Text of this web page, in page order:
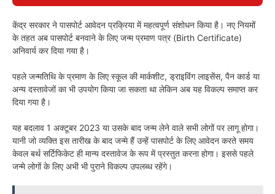
केंद्र सरकार ने पासपोर्ट आवेदन प्रक्रिया में महत्वपूर्ण संशोधन किया है। नए नियमों
के तहत अब पासपोर्ट बनवाने के लिए जन्म प्रमाण पत्र (Birth Certificate)
अनिवार्य कर दिया गया है।
पहले जन्मतिथि के प्रमाण के लिए स्कूल की मार्कशीट, ड्राइविंग लाइसेंस, पैन कार्ड या
अन्य दस्तावेजों का भी उपयोग किया जा सकता था लेकिन अब यह विकल्प समाप्त कर
दिया गया है।
यह बदलाव 1 अक्टूबर 2023 या उसके बाद जन्म लेने वाले सभी लोगों पर लागू होगा।
यानी जो व्यक्ति इस तारीख के बाद जन्मे हैं उन्हें पासपोर्ट के लिए आवेदन करते समय
केवल बर्थ सर्टिफिकेट ही मान्य दस्तावेज के रूप में प्रस्तुत करना होगा। इससे पहले
जन्मे लोगों के लिए अभी भी पुराने विकल्प उपलब्ध रहेंगे।